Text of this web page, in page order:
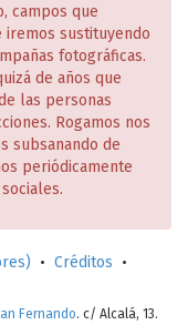
campos que
iremos sustituyendo
fotográficas.
de años que
las personas
Rogamos nos
subsanando de
periódicamente
• Créditos •
Fernando. c/ Alcalá, 13.